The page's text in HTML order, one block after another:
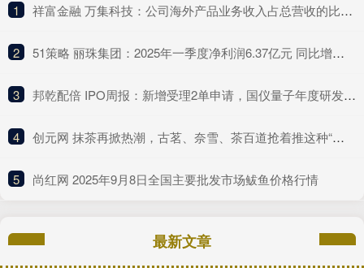
1 ​祥富金融 万集科技：公司海外产品业务收入占总营收的比例较低
2 ​51策略 丽珠集团：2025年一季度净利润6.37亿元 同比增长4.75%
3 ​邦乾配倍 IPO周报：新增受理2单申请，国仪量子年度研发投入占比下滑
4 ​创元网 抹茶再掀热潮，古茗、奈雪、茶百道抢着推这种“浓”新品
5 ​尚红网 2025年9月8日全国主要批发市场鲅鱼价格行情
最新文章